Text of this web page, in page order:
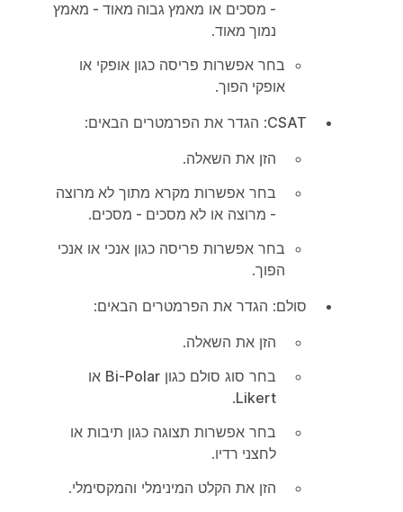
- מסכים או מאמץ גבוה מאוד - מאמץ
נמוך מאוד.
בחר אפשרות פריסה כגון אופקי או
אופקי הפוך.
CSAT: הגדר את הפרמטרים הבאים:
הזן את השאלה.
בחר אפשרות מקרא מתוך לא מרוצה
- מרוצה או לא מסכים - מסכים.
בחר אפשרות פריסה כגון אנכי או אנכי
הפוך.
סולם: הגדר את הפרמטרים הבאים:
הזן את השאלה.
בחר סוג סולם כגון Bi-Polar או
Likert
.
בחר אפשרות תצוגה כגון תיבות או
לחצני רדיו.
הזן את הקלט המינימלי והמקסימלי.